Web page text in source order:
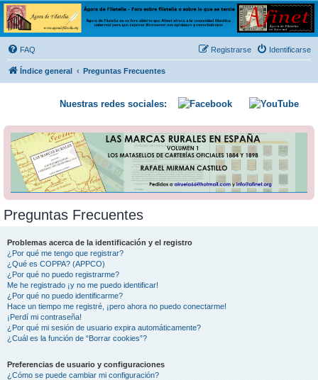
Ágora de Filatelia
Foro sobre filatelia o sobre lo que se tercie. Ágora de Filatelia es un foro abierto que Afinet
ofrece a la comunidad filatélica universal para que exprese libremente sus opiniones y
conocimientos
FAQ Identificarse
Registrarse
Índice general Preguntas Frecuentes
Nuestras redes sociales:
Preguntas Frecuentes
Problemas acerca de la identificación y el registro
¿Por qué me tengo que registrar?
¿Qué es COPPA? (APPCO)
¿Por qué no puedo registrarme?
Me he registrado ¡y no me puedo identificar!
¿Por qué no puedo identificarme?
Hace un tiempo me registré, ¡pero ahora no puedo conectarme!
¡Perdí mi contraseña!
¿Por qué mi sesión de usuario expira automáticamente?
¿Cuál es la función de “Borrar cookies”?
Preferencias de usuario y configuraciones
¿Cómo se puede cambiar mi configuración?